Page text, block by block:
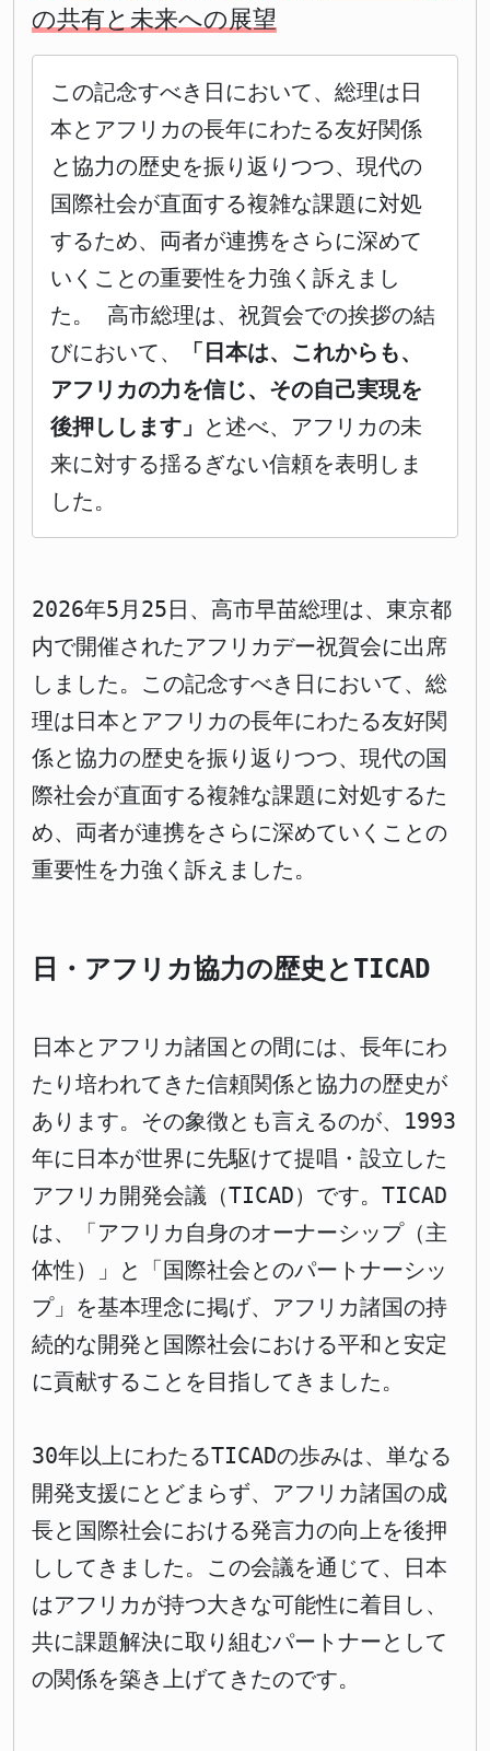
の共有と未来への展望
この記念すべき日において、総理は日
本とアフリカの長年にわたる友好関係
と協力の歴史を振り返りつつ、現代の
国際社会が直面する複雑な課題に対処
するため、両者が連携をさらに深めて
いくことの重要性を力強く訴えまし
た。 高市総理は、祝賀会での挨拶の結
びにおいて、
「日本は、これからも、
アフリカの力を信じ、その自己実現を
後押しします」 と述べ、アフリカの未
来に対する揺るぎない信頼を表明しま
した。
2026年5月25日、高市早苗総理は、東京都
内で開催されたアフリカデー祝賀会に出席
しました。この記念すべき日において、総
理は日本とアフリカの長年にわたる友好関
係と協力の歴史を振り返りつつ、現代の国
際社会が直面する複雑な課題に対処するた
め、両者が連携をさらに深めていくことの
重要性を力強く訴えました。
日・アフリカ協力の歴史とTICAD
日本とアフリカ諸国との間には、長年にわ
たり培われてきた信頼関係と協力の歴史が
あります。その象徴とも言えるのが、1993
年に日本が世界に先駆けて提唱・設立した
アフリカ開発会議（TICAD）です。TICAD
は、「アフリカ自身のオーナーシップ（主
体性）」と「国際社会とのパートナーシッ
プ」を基本理念に掲げ、アフリカ諸国の持
続的な開発と国際社会における平和と安定
に貢献することを目指してきました。
30年以上にわたるTICADの歩みは、単なる
開発支援にとどまらず、アフリカ諸国の成
長と国際社会における発言力の向上を後押
ししてきました。この会議を通じて、日本
はアフリカが持つ大きな可能性に着目し、
共に課題解決に取り組むパートナーとして
の関係を築き上げてきたのです。